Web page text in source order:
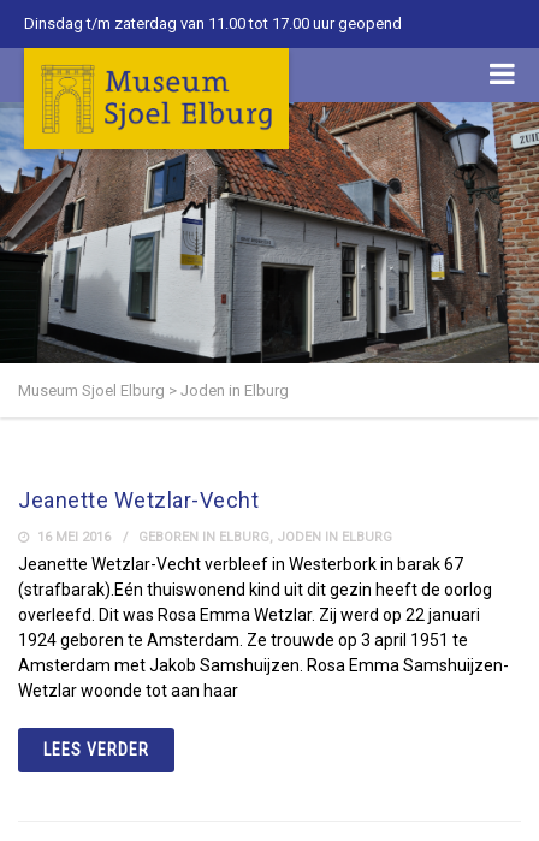
Dinsdag t/m zaterdag van 11.00 tot 17.00 uur geopend
Museum Sjoel Elburg > Joden in Elburg
Jeanette Wetzlar-Vecht
16 MEI 2016 GEBOREN IN ELBURG, JODEN IN ELBURG
Jeanette Wetzlar-Vecht verbleef in Westerbork in barak 67
(strafbarak).Eén thuiswonend kind uit dit gezin heeft de oorlog
overleefd. Dit was Rosa Emma Wetzlar. Zij werd op 22 januari
1924 geboren te Amsterdam. Ze trouwde op 3 april 1951 te
Amsterdam met Jakob Samshuijzen. Rosa Emma Samshuijzen-
Wetzlar woonde tot aan haar
LEES VERDER